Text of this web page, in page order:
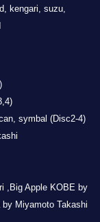
kengari, suzu,
symbal (Disc2-4)
,Big Apple KOBE by
Miyamoto Takashi